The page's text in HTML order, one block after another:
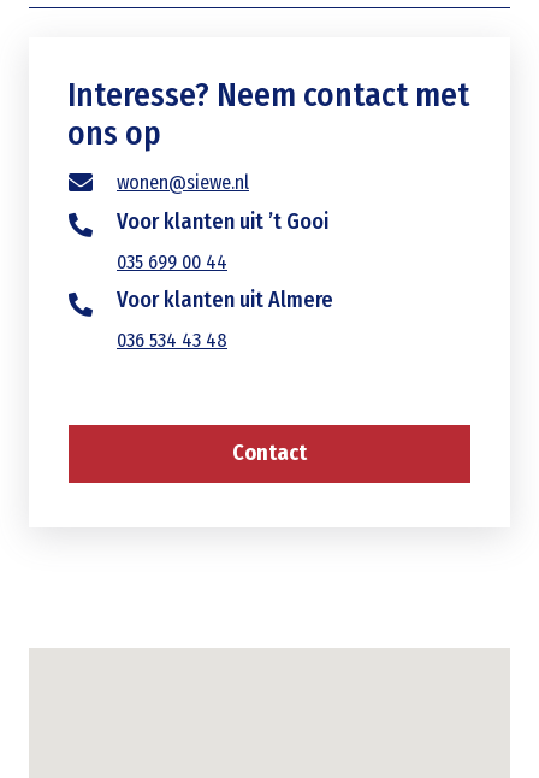
Interesse? Neem contact met
ons op
wonen@siewe.nl
Voor klanten uit ’t Gooi
035 699 00 44
Voor klanten uit Almere
036 534 43 48
Contact